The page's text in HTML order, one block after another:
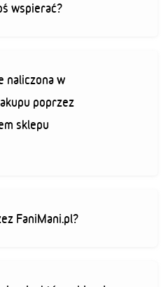
wspierać?
naliczona w
poprzez
sklepu
FaniMani.pl?